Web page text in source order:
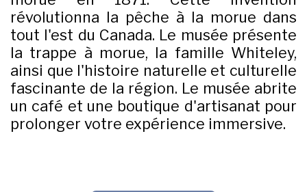
révolutionna la pêche à la morue dans
tout l'est du Canada. Le musée présente
la trappe à morue, la famille Whiteley,
ainsi que l'histoire naturelle et culturelle
fascinante de la région. Le musée abrite
un café et une boutique d'artisanat pour
prolonger votre expérience immersive.